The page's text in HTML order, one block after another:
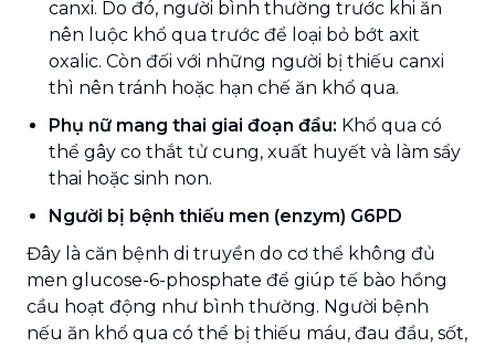
canxi. Do đó, người bình thường trước khi ăn
nên luộc khổ qua trước để loại bỏ bớt axit
oxalic. Còn đối với những người bị thiếu canxi
thì nên tránh hoặc hạn chế ăn khổ qua.
Phụ nữ mang thai giai đoạn đầu: Khổ qua có
thể gây co thắt tử cung, xuất huyết và làm sẩy
thai hoặc sinh non.
Người bị bệnh thiếu men (enzym) G6PD
Đây là căn bệnh di truyền do cơ thể không đủ
men glucose-6-phosphate để giúp tế bào hồng
cầu hoạt động như bình thường. Người bệnh
nếu ăn khổ qua có thể bị thiếu máu, đau đầu, sốt,